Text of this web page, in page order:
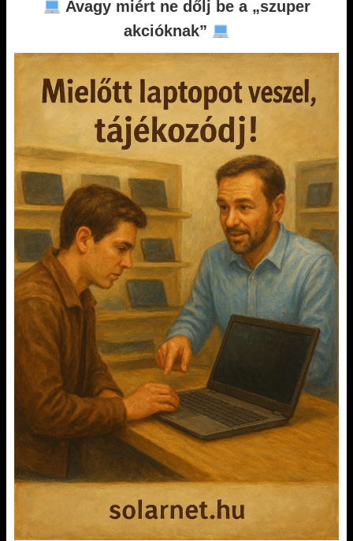
Avagy miért ne dőlj be a „szuper
akcióknak”